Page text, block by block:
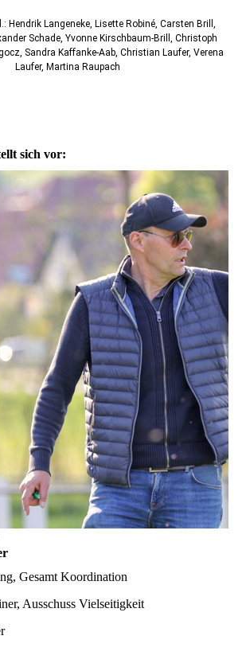
Hendrik Langeneke, Lisette Robiné, Carsten Brill,
Schade, Yvonne Kirschbaum-Brill, Christoph
Sandra Kaffanke-Aab, Christian Laufer, Verena
Laufer, Martina Raupach
sich vor:
Gesamt Koordination
Ausschuss Vielseitigkeit